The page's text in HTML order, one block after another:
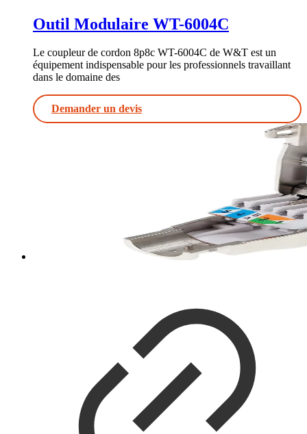
Outil Modulaire WT-6004C
Le coupleur de cordon 8p8c WT-6004C de W&T est un
équipement indispensable pour les professionnels travaillant
dans le domaine des
Demander un devis